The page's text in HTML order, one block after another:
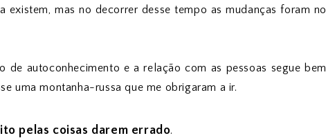
existem, mas no decorrer desse tempo as mudanças foram no
de autoconhecimento e a relação com as pessoas segue bem
uma montanha-russa que me obrigaram a ir.
pelas coisas darem errado.